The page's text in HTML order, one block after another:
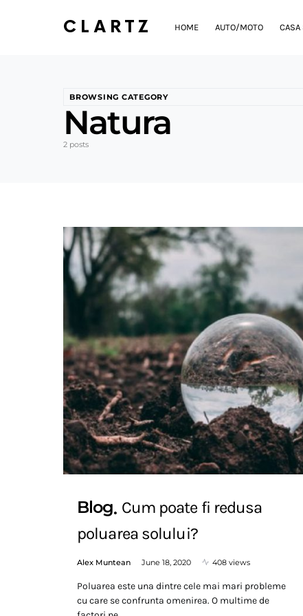
CLARTZ HOME AUTO/MOTO CASA
BROWSING CATEGORY
Natura
2 posts
Blog Cum poate fi redusa
poluarea solului?
Alex Muntean June 18, 2020 408 views
Poluarea este una dintre cele mai mari probleme
cu care se confrunta omenirea. O multime de